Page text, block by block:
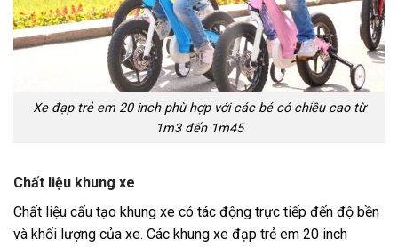
Xe đạp trẻ em 20 inch phù hợp với các bé có chiều cao từ
1m3 đến 1m45
Chất liệu khung xe
Chất liệu cấu tạo khung xe có tác động trực tiếp đến độ bền
và khối lượng của xe. Các khung xe đạp trẻ em 20 inch